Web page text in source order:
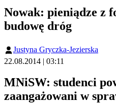
Nowak: pieniądze z
budowę dróg
Justyna Gryczka-Jezierska
22.08.2014 | 03:11
MNiSW: studenci
zaangażowani w